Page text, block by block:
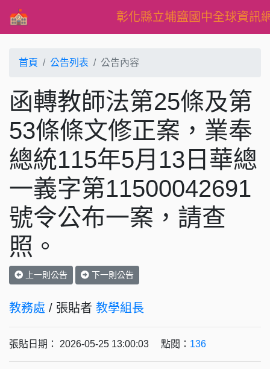
彰化縣立埔鹽國中全球資訊
首頁 公告列表 公告內容
函轉教師法第25條及第
53條條文修正案，業奉
總統115年5月13日華總
一義字第11500042691
號令公布一案，請查
照。
上一則公告 下一則公告
教務處 / 張貼者 教學組長
張貼日期： 2026-05-25 13:00:03 點閱： 136